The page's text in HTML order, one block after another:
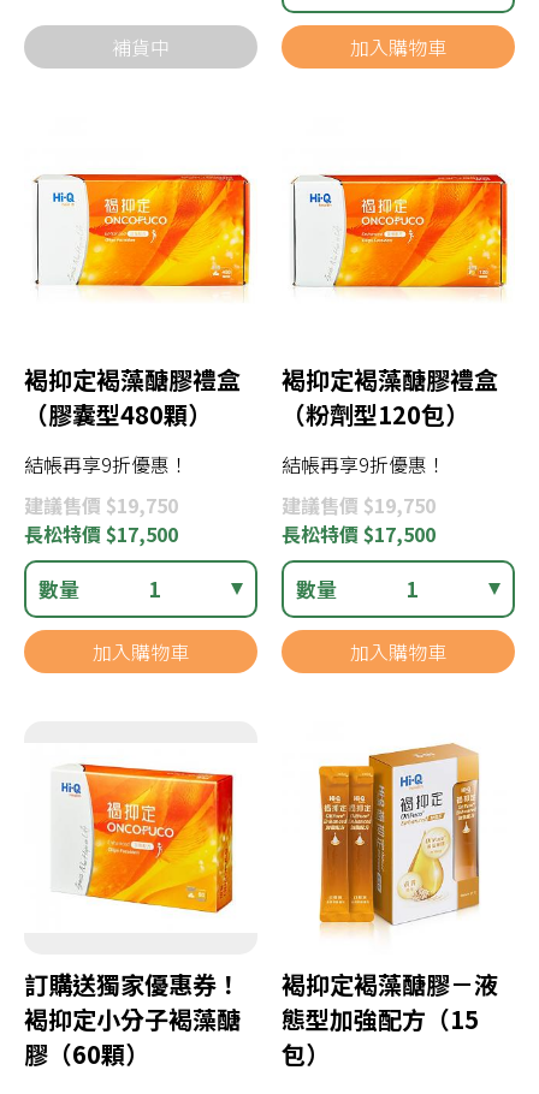
補貨中 加入購物車
褐抑定褐藻醣膠禮盒
（膠囊型480顆）
結帳再享9折優惠！
建議售價 $19,750
長松特價 $17,500
數量 1
加入購物車
褐抑定褐藻醣膠禮盒
（粉劑型120包）
結帳再享9折優惠！
建議售價 $19,750
長松特價 $17,500
數量 1
加入購物車
訂購送獨家優惠券！
褐抑定小分子褐藻醣
膠（60顆）
褐抑定褐藻醣膠－液
態型加強配方（15
包）